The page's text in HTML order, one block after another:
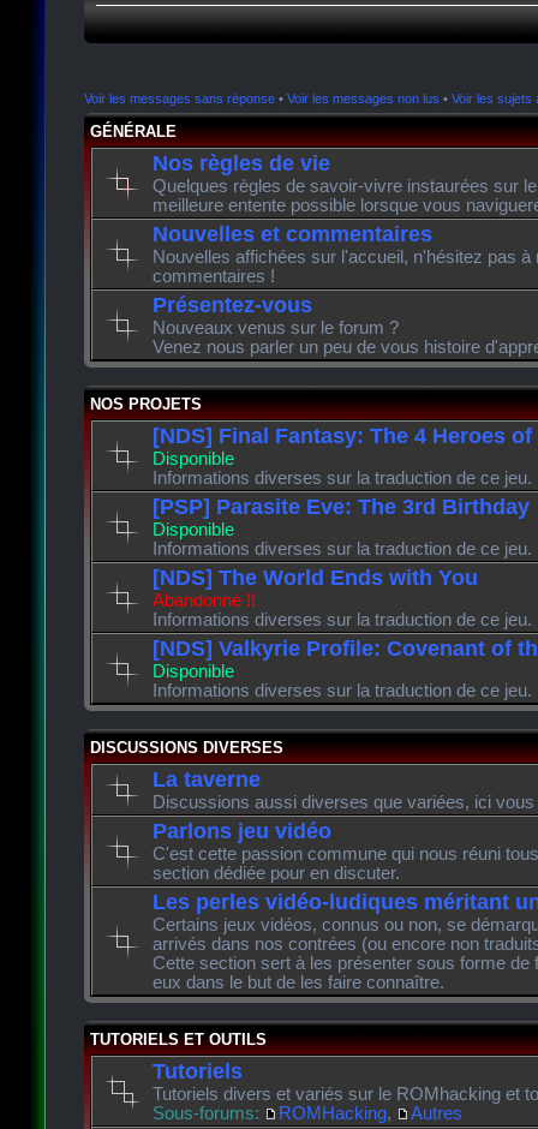
Voir les messages sans réponse • Voir les messages non lus • Voir les sujets
GÉNÉRALE
Nos règles de vie
Quelques règles de savoir-vivre instaurées sur
meilleure entente possible lorsque vous
Nouvelles et commentaires
Nouvelles affichées sur l'accueil, n'hésitez pas à
commentaires !
Présentez-vous
Nouveaux venus sur le forum ?
Venez nous parler un peu de vous histoire
NOS PROJETS
[NDS] Final Fantasy: The 4 Heroes
Disponible
Informations diverses sur la traduction de ce jeu.
[PSP] Parasite Eve: The 3rd Birthday
Disponible
Informations diverses sur la traduction de ce jeu.
[NDS] The World Ends with You
Abandonné !!
Informations diverses sur la traduction de ce jeu.
[NDS] Valkyrie Profile: Covenant of
Disponible
Informations diverses sur la traduction de ce jeu.
DISCUSSIONS DIVERSES
La taverne
Discussions aussi diverses que variées, ici
Parlons jeu vidéo
C'est cette passion commune qui nous réuni
section dédiée pour en discuter.
Les perles vidéo-ludiques méritant
Certains jeux vidéos, connus ou non, se
arrivés dans nos contrées (ou encore non
Cette section sert à les présenter sous forme de
eux dans le but de les faire connaître.
TUTORIELS ET OUTILS
Tutoriels
Tutoriels divers et variés sur le ROMhacking et
Sous-forums:
ROMHacking, Autres